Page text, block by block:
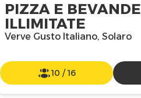
PIZZA E BEVANDE
ILLIMITATE
Verve Gusto Italiano, Solaro
10 /16